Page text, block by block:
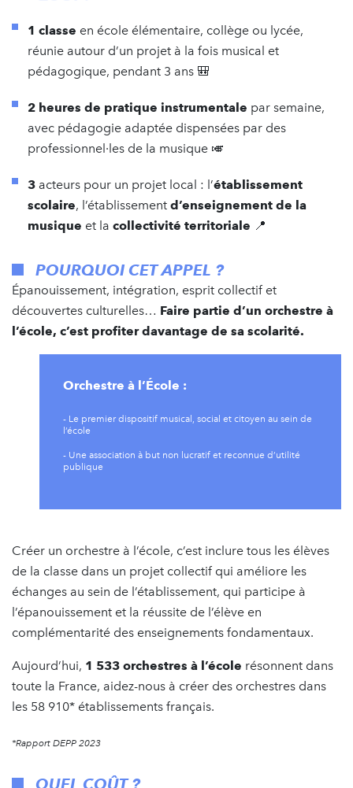
1 classe en école élémentaire, collège ou lycée,
réunie autour d’un projet à la fois musical et
pédagogique, pendant 3 ans 🎒
2 heures de pratique instrumentale par semaine,
avec pédagogie adaptée dispensées par des
professionnel·les de la musique 🎺
3 acteurs pour un projet local : l’établissement
scolaire, l’établissement d’enseignement de la
musique et la collectivité territoriale 📍
POURQUOI CET APPEL ?
Épanouissement, intégration, esprit collectif et
découvertes culturelles… Faire partie d’un orchestre à
l’école, c’est profiter davantage de sa scolarité.
Orchestre à l’École :
- Le premier dispositif musical, social et citoyen au sein de
l’école
- Une association à but non lucratif et reconnue d’utilité
publique
Créer un orchestre à l’école, c’est inclure tous les élèves
de la classe dans un projet collectif qui améliore les
échanges au sein de l’établissement, qui participe à
l’épanouissement et la réussite de l’élève en
complémentarité des enseignements fondamentaux.
Aujourd’hui, 1 533 orchestres à l’école résonnent dans
toute la France, aidez-nous à créer des orchestres dans
les 58 910* établissements français.
*Rapport DEPP 2023
QUEL COÛT ?